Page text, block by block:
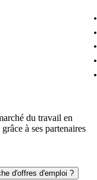
du travail en
à ses partenaires
d'offres d'emploi ?